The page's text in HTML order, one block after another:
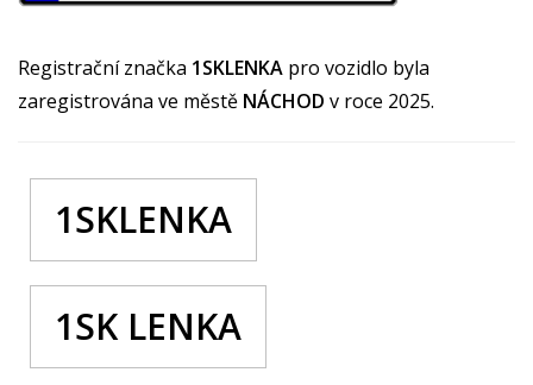
Registrační značka 1SKLENKA pro vozidlo byla
zaregistrována ve městě NÁCHOD v roce 2025.
1SKLENKA
1SK LENKA